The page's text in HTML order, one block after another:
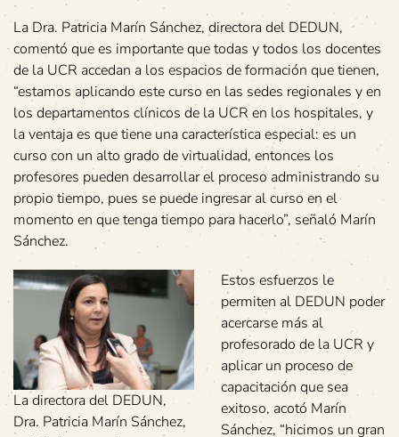
La Dra. Patricia Marín Sánchez, directora del DEDUN,
comentó que es importante que todas y todos los docentes
de la UCR accedan a los espacios de formación que tienen,
“estamos aplicando este curso en las sedes regionales y en
los departamentos clínicos de la UCR en los hospitales, y
la ventaja es que tiene una característica especial: es un
curso con un alto grado de virtualidad, entonces los
profesores pueden desarrollar el proceso administrando su
propio tiempo, pues se puede ingresar al curso en el
momento en que tenga tiempo para hacerlo”, señaló Marín
Sánchez.
La directora del DEDUN,
Dra. Patricia Marín Sánchez,
Estos esfuerzos le
permiten al DEDUN poder
acercarse más al
profesorado de la UCR y
aplicar un proceso de
capacitación que sea
exitoso, acotó Marín
Sánchez, “hicimos un gran